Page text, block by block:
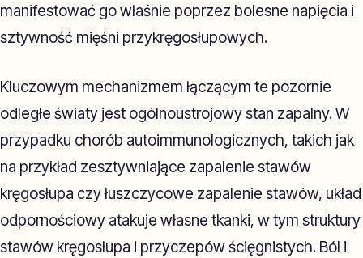
manifestować go właśnie poprzez bolesne napięcia i
sztywność mięśni przykręgosłupowych.
Kluczowym mechanizmem łączącym te pozornie
odległe światy jest ogólnoustrojowy stan zapalny. W
przypadku chorób autoimmunologicznych, takich jak
na przykład zesztywniające zapalenie stawów
kręgosłupa czy łuszczycowe zapalenie stawów, układ
odpornościowy atakuje własne tkanki, w tym struktury
stawów kręgosłupa i przyczepów ścięgnistych. Ból i